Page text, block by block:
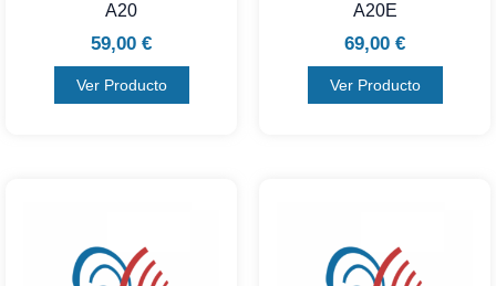
A20
59,00 €
Ver Producto
A20E
69,00 €
Ver Producto